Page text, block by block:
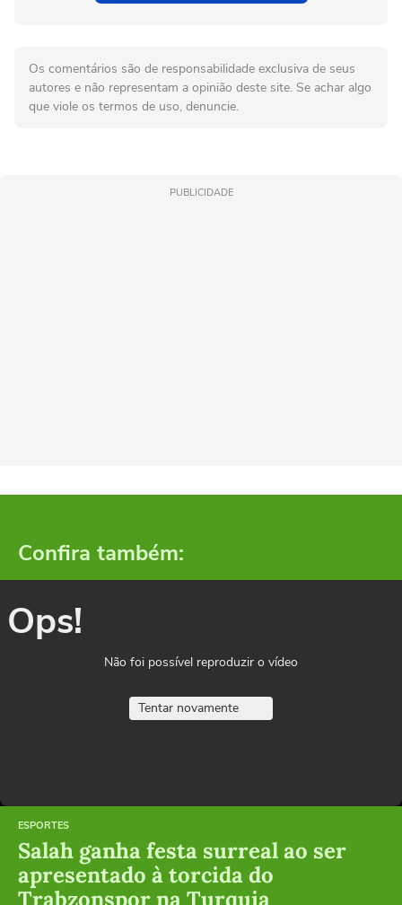
Os comentários são de responsabilidade exclusiva de seus
autores e não representam a opinião deste site. Se achar algo
que viole os termos de uso, denuncie.
PUBLICIDADE
Confira também:
Ops!
Não foi possível reproduzir o vídeo
Tentar novamente
ESPORTES
Salah ganha festa surreal ao ser
apresentado à torcida do
Trabzonspor na Turquia